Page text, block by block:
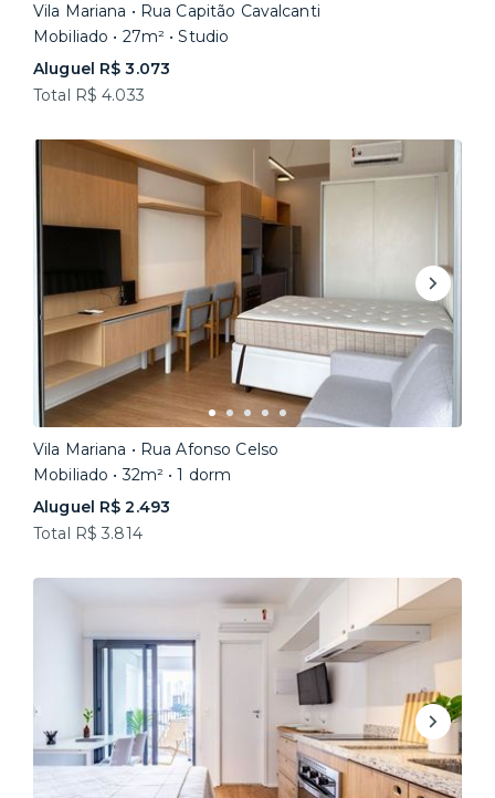
Vila Mariana • Rua Capitão Cavalcanti
Mobiliado • 27m² • Studio
Aluguel R$ 3.073
Total R$ 4.033
Vila Mariana • Rua Afonso Celso
Mobiliado • 32m² • 1 dorm
Aluguel R$ 2.493
Total R$ 3.814